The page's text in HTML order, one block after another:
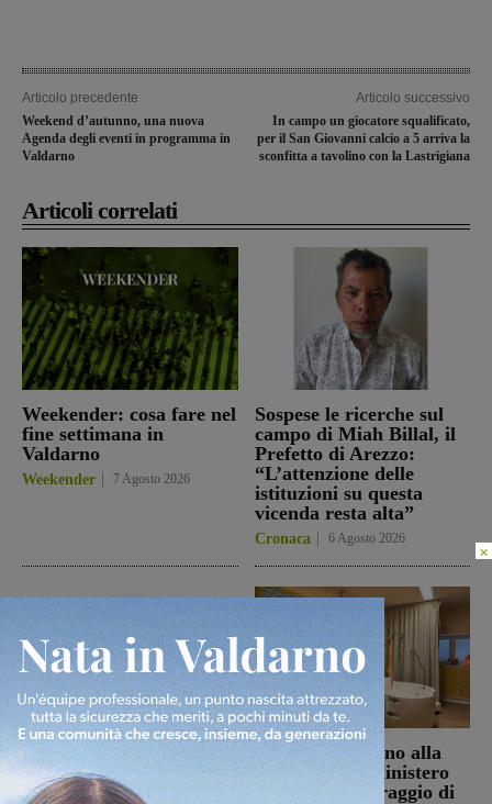
Articolo precedente
Weekend d’autunno, una nuova
Agenda degli eventi in programma in
Valdarno
Articolo successivo
In campo un giocatore squalificato,
per il San Giovanni calcio a 5 arriva la
sconfitta a tavolino con la Lastrigiana
Articoli correlati
Weekender: cosa fare nel
fine settimana in
Valdarno
Weekender 7 Agosto 2026
Sospese le ricerche sul
campo di Miah Billal, il
Prefetto di Arezzo:
“L’attenzione delle
istituzioni su questa
vicenda resta alta”
Cronaca 6 Agosto 2026
La Futsal Sangiovannese
ha scelto la strada della
continuità, appena un
Punto Nascita, no alla
deroga ma il Ministero
apre al monitoraggio di
×